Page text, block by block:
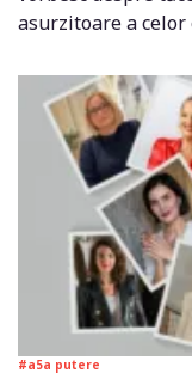
asurzitoare a celor
#a5a putere